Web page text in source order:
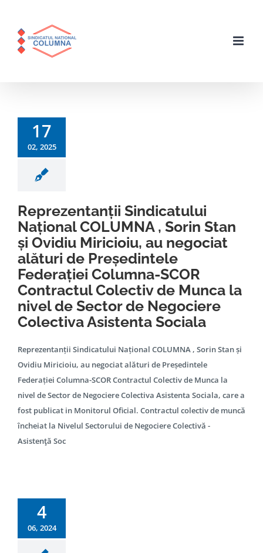
content
17
02, 2025
Reprezentanții Sindicatului
Național COLUMNA , Sorin Stan
și Ovidiu Miricioiu, au negociat
alături de Președintele
Federației Columna-SCOR
Contractul Colectiv de Munca la
nivel de Sector de Negociere
Colectiva Asistenta Sociala
Reprezentanții Sindicatului Național COLUMNA , Sorin Stan și
Ovidiu Miricioiu, au negociat alături de Președintele
Federației Columna-SCOR Contractul Colectiv de Munca la
nivel de Sector de Negociere Colectiva Asistenta Sociala, care a
fost publicat in Monitorul Oficial. Contractul colectiv de muncă
încheiat la Nivelul Sectorului de Negociere Colectivă -
Asistenţă Soc
4
06, 2024